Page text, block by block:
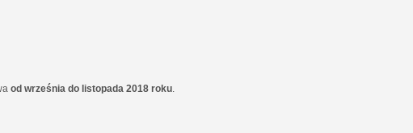
od września do listopada 2018 roku